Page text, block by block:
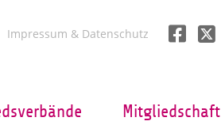
Impressum & Datenschutz
Mitgliedschaft